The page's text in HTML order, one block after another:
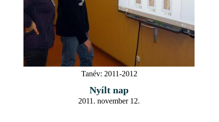
Tanév: 2011-2012
Nyílt nap
2011. november 12.